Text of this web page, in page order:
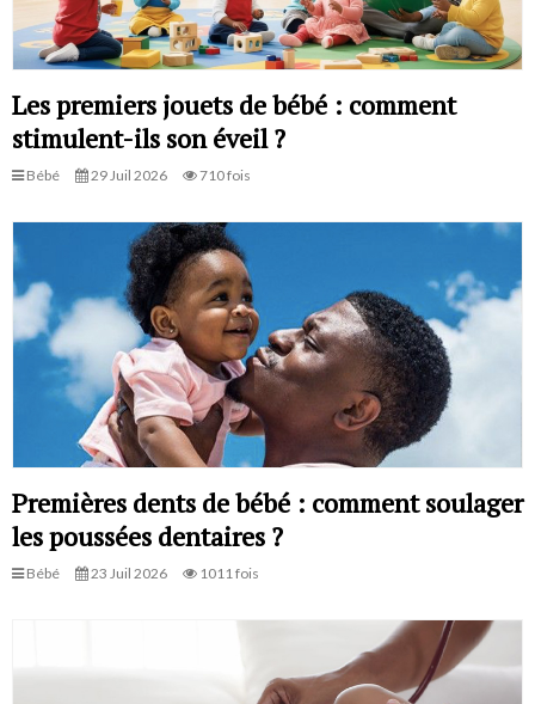
Les premiers jouets de bébé : comment
stimulent-ils son éveil ?
Bébé 29 Juil 2026 710 fois
Premières dents de bébé : comment soulager
les poussées dentaires ?
Bébé 23 Juil 2026 1011 fois